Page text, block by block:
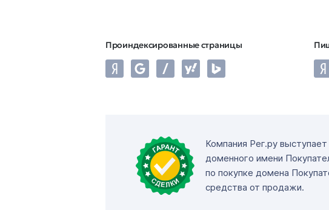
Проиндексированные страницы
Компания Рег.ру
доменного имени
по покупке домена
средства от продажи.